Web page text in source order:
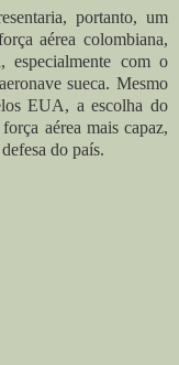
portanto, um
aérea colombiana,
especialmente com o
sueca. Mesmo
EUA, a escolha do
aérea mais capaz,
do país.